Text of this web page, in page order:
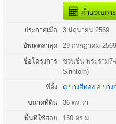
คำนวณการ
ประกาศเมื่อ 3 มิถุนายน 2569
อัพเดตล่าสุด 29 กรกฎาคม 2569
ชื่อโครงการ
ชวนชื่น พระราม7-
Sirintorn)
ที่ตั้ง ต.บางสีทอง อ. บาง
ขนาดที่ดิน 36 ตร.วา
พื้นที่ใช้สอย 150 ตร.ม.